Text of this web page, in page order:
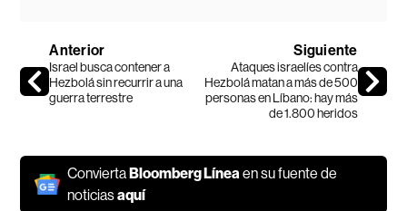
Anterior
Israel busca contener a
Hezbolá sin recurrir a una
guerra terrestre
Siguiente
Ataques israelíes contra
Hezbolá matan a más de 500
personas en Líbano: hay más
de 1.800 heridos
ConviertaBloomberg Línea en su fuente de
noticiasaquí